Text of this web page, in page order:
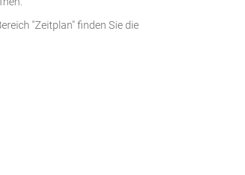
"Zeitplan" finden Sie die